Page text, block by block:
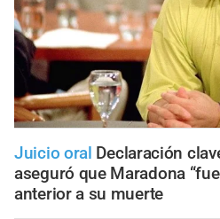
Juicio oral Declaración
aseguró que Maradona
anterior a su muerte